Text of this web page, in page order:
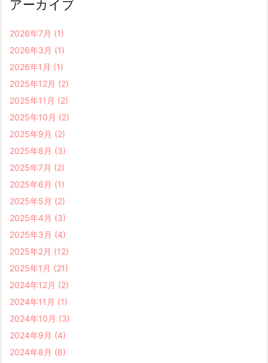
アーカイブ
2026年7月 (1)
2026年3月 (1)
2026年1月 (1)
2025年12月 (2)
2025年11月 (2)
2025年10月 (2)
2025年9月 (2)
2025年8月 (3)
2025年7月 (2)
2025年6月 (1)
2025年5月 (2)
2025年4月 (3)
2025年3月 (4)
2025年2月 (12)
2025年1月 (21)
2024年12月 (2)
2024年11月 (1)
2024年10月 (3)
2024年9月 (4)
2024年8月 (8)